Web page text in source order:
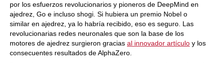
por los esfuerzos revolucionarios y pioneros de DeepMind en
ajedrez, Go e incluso shogi. Si hubiera un premio Nobel o
similar en ajedrez, ya lo habría recibido, eso es seguro. Las
revolucionarias redes neuronales que son la base de los
motores de ajedrez surgieron gracias al innovador artículo y los
consecuentes resultados de AlphaZero.